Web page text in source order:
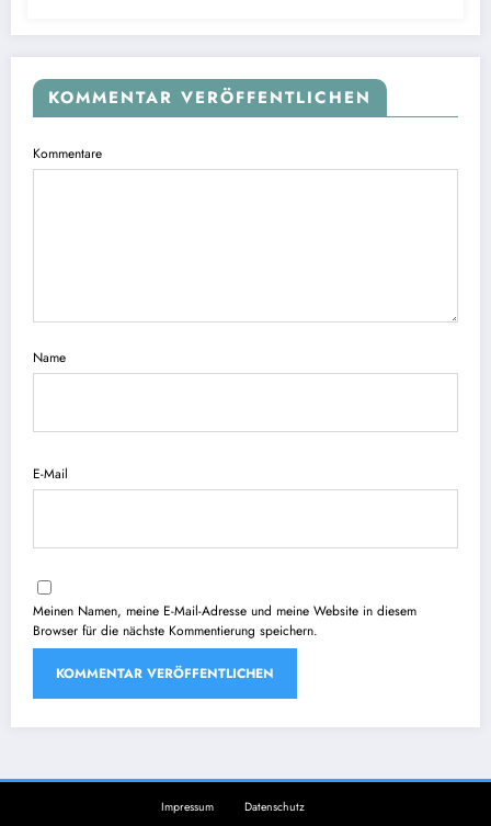
KOMMENTAR VERÖFFENTLICHEN
Kommentare
Name
E-Mail
Meinen Namen, meine E-Mail-Adresse und meine Website in diesem
Browser für die nächste Kommentierung speichern.
Impressum Datenschutz